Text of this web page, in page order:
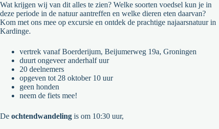
Wat krijgen wij van dit alles te zien? Welke soorten voedsel kun je in
deze periode in de natuur aantreffen en welke dieren eten daarvan?
Kom met ons mee op excursie en ontdek de prachtige najaarsnatuur in
Kardinge.
vertrek vanaf Boerderijum, Beijumerweg 19a, Groningen
duurt ongeveer anderhalf uur
20 deelnemers
opgeven tot 28 oktober 10 uur
geen honden
neem de fiets mee!
De ochtendwandeling is om 10:30 uur,